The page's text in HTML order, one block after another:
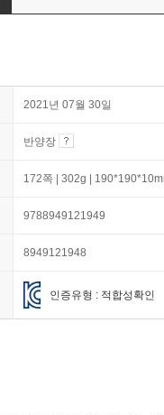
2021년 07월 30일
반양장
172쪽 | 302g |
9788949121949
8949121948
인증유형 : 적합성확인